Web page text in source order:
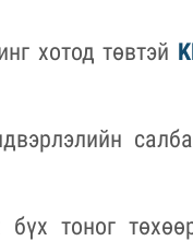
хотод төвтэй
бүх тоног